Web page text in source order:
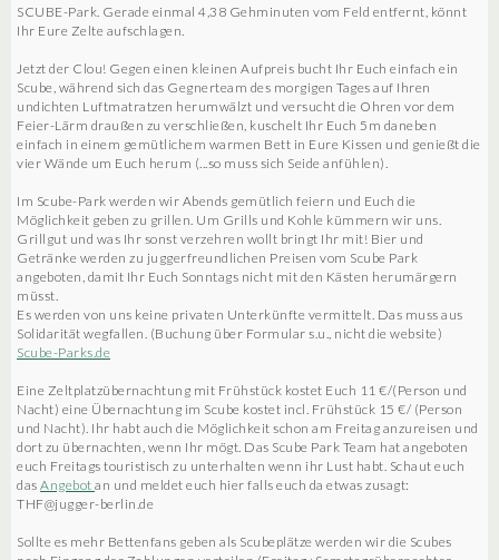
SCUBE-Park. Gerade einmal 4,38 Gehminuten vom Feld entfernt, könnt
Ihr Eure Zelte aufschlagen.
Jetzt der Clou! Gegen einen kleinen Aufpreis bucht Ihr Euch einfach ein
Scube, während sich das Gegnerteam des morgigen Tages auf Ihren
undichten Luftmatratzen herumwälzt und versucht die Ohren vor dem
Feier-Lärm draußen zu verschließen, kuschelt Ihr Euch 5m daneben
einfach in einem gemütlichem warmen Bett in Eure Kissen und genießt die
vier Wände um Euch herum (...so muss sich Seide anfühlen).
Im Scube-Park werden wir Abends gemütlich feiern und Euch die
Möglichkeit geben zu grillen. Um Grills und Kohle kümmern wir uns.
Grillgut und was Ihr sonst verzehren wollt bringt Ihr mit! Bier und
Getränke werden zu juggerfreundlichen Preisen vom Scube Park
angeboten, damit Ihr Euch Sonntags nicht mit den Kästen herumärgern
müsst.
Es werden von uns keine privaten Unterkünfte vermittelt. Das muss aus
Solidarität wegfallen. (Buchung über Formular s.u., nicht die website)
Scube-Parks.de
Eine Zeltplatzübernachtung mit Frühstück kostet Euch 11 €/(Person und
Nacht) eine Übernachtung im Scube kostet incl. Frühstück 15 €/ (Person
und Nacht). Ihr habt auch die Möglichkeit schon am Freitag anzureisen und
dort zu übernachten, wenn Ihr mögt. Das Scube Park Team hat angeboten
euch Freitags touristisch zu unterhalten wenn ihr Lust habt. Schaut euch
das Angebot an und meldet euch hier falls euch da etwas zusagt:
THF@jugger-berlin.de
Sollte es mehr Bettenfans geben als Scubeplätze werden wir die Scubes